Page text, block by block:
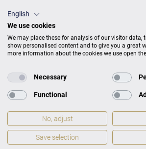
Reparatur durch
English
We use cookies
We may place these for analysis of our visitor data,
show personalised content and to give you a great
more information about the cookies we use open
Necessary
Functional
No, adjust
Save selection